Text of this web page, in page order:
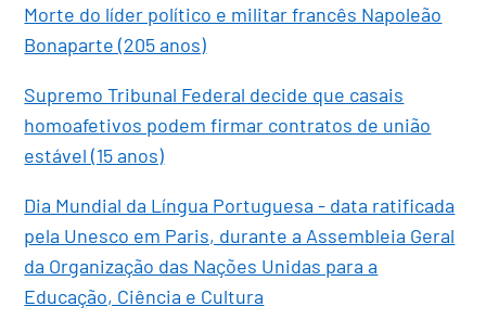
Morte do líder político e militar francês Napoleão
Bonaparte (205 anos)
Supremo Tribunal Federal decide que casais
homoafetivos podem firmar contratos de união
estável (15 anos)
Dia Mundial da Língua Portuguesa - data ratificada
pela Unesco em Paris, durante a Assembleia Geral
da Organização das Nações Unidas para a
Educação, Ciência e Cultura